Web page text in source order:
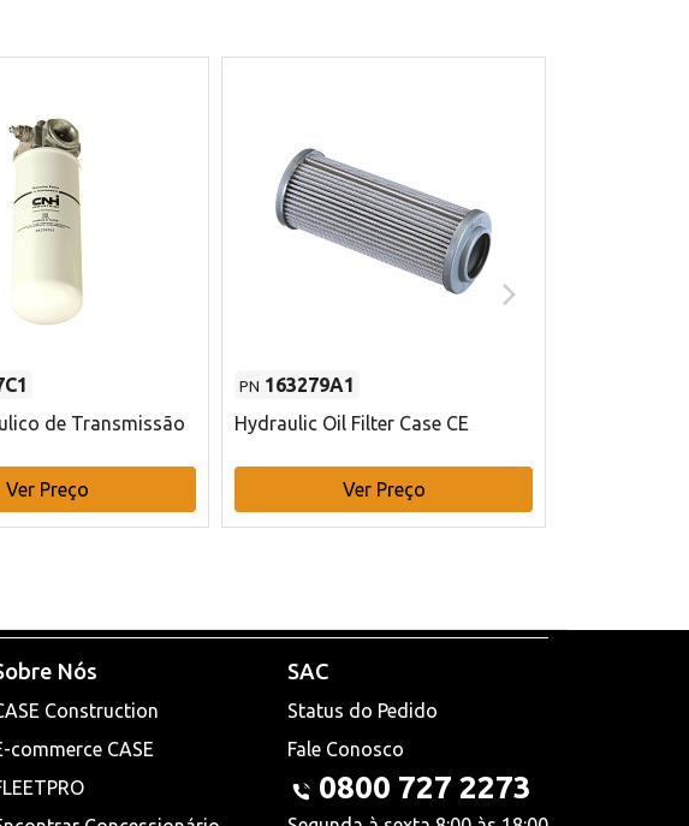
de Transmissão
Ver Preço
PN 163279A1
Hydraulic Oil Filter Case CE
Ver Preço
Nós
Construction
commerce CASE
SAC
Status do Pedido
Fale Conosco
0800 727 2273